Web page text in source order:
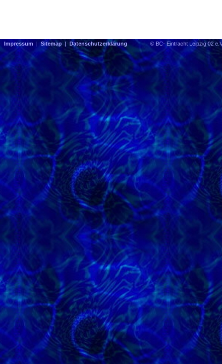
Impressum |Sitemap | Datenschutzerklärung © BC- Eintracht Leipzig